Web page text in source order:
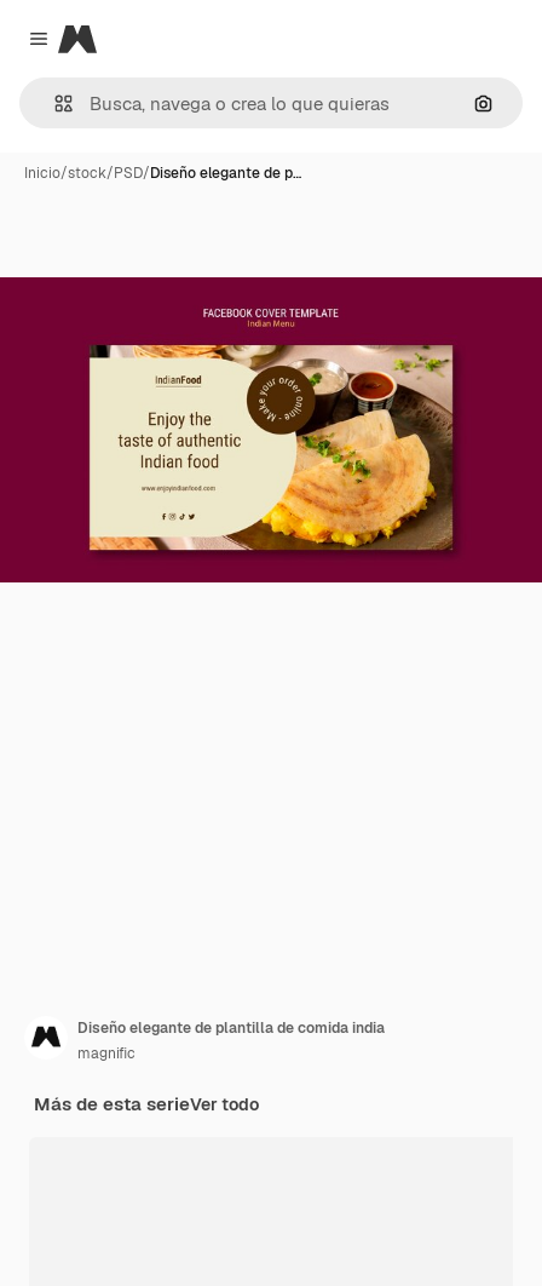
Close menu
Magnific
Inicio/stock/PSD/Diseño elegante de p…
Diseño elegante de plantilla de comida india
magnific
Más de esta serieVer todo